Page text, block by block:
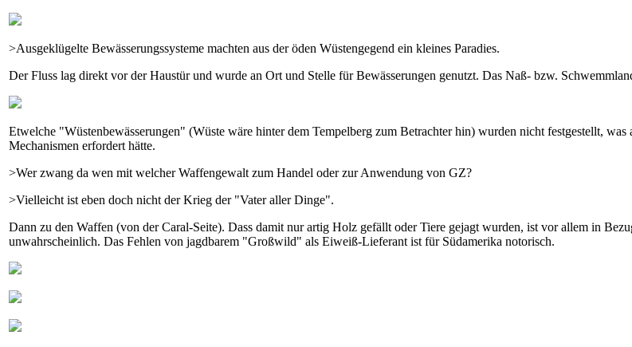
>Ausgeklügelte Bewässerungssysteme machten aus der öden Wüstengegend ein kleines Paradies.
Der Fluss lag direkt vor der Haustür und wurde an Ort und Stelle für Bewässerungen genutzt. Das Naß- bzw.
Etwelche "Wüstenbewässerungen" (Wüste wäre hinter dem Tempelberg zum Betrachter hin) wurden nicht festgestellt, was
Mechanismen erfordert hätte.
>Wer zwang da wen mit welcher Waffengewalt zum Handel oder zur Anwendung von GZ?
>Vielleicht ist eben doch nicht der Krieg der "Vater aller Dinge".
Dann zu den Waffen (von der Caral-Seite). Dass damit nur artig Holz gefällt oder Tiere gejagt wurden, ist vor allem in
unwahrscheinlich. Das Fehlen von jagdbarem "Großwild" als Eiweiß-Lieferant ist für Südamerika notorisch.